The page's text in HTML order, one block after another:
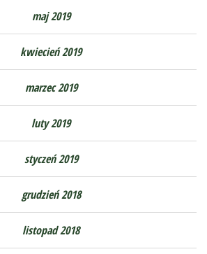
maj 2019
kwiecień 2019
marzec 2019
luty 2019
styczeń 2019
grudzień 2018
listopad 2018